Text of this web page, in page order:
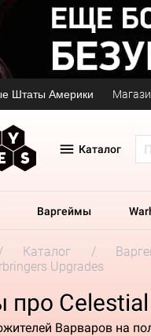
Штаты Америки
Каталог
Варгеймы
Каталог
Upgrades
про
Варваров на